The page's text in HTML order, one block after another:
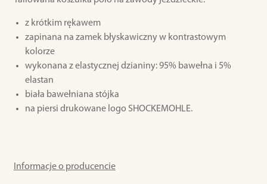
z krótkim rękawem
zapinana na zamek błyskawiczny w kontrastowym
kolorze
wykonana z elastycznej dzianiny: 95% bawełna i 5%
elastan
biała bawełniana stójka
na piersi drukowane logo SHOCKEMOHLE.
Informacje o producencie